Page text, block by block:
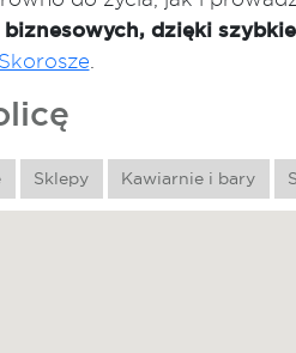
dzięki
Sklepy Kawiarnie i bary